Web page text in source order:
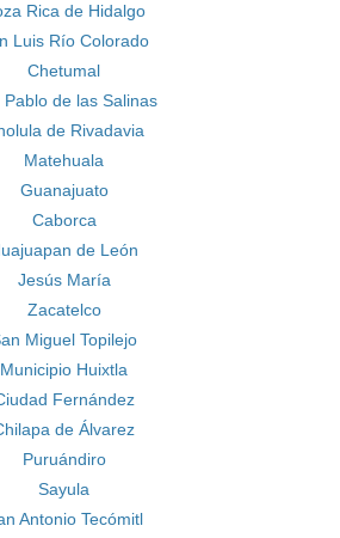
Rica de Hidalgo
Luis Río Colorado
Chetumal
Pablo de las Salinas
de Rivadavia
Matehuala
Guanajuato
Caborca
de León
Jesús María
Zacatelco
Miguel Topilejo
Municipio Huixtla
Fernández
de Álvarez
Puruándiro
Sayula
Antonio Tecómitl